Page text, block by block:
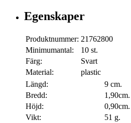
Egenskaper
Produktnummer: 21762800
Minimumantal:
10 st.
Färg:
Svart
Material:
plastic
Längd:
9 cm.
Bredd:
1,90cm.
Höjd:
0,90cm.
Vikt:
51 g.